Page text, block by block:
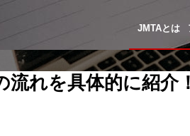
JMTAとは
れを具体的に紹介！